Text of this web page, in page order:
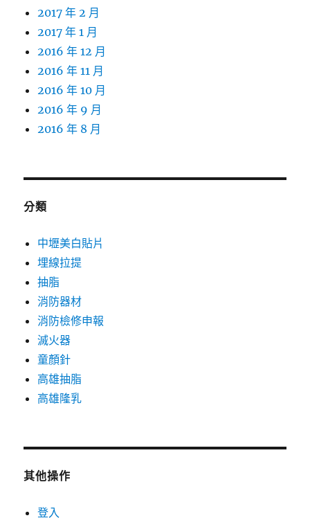
2017 年 2 月
2017 年 1 月
2016 年 12 月
2016 年 11 月
2016 年 10 月
2016 年 9 月
2016 年 8 月
分類
中壢美白貼片
埋線拉提
抽脂
消防器材
消防檢修申報
滅火器
童顏針
高雄抽脂
高雄隆乳
其他操作
登入